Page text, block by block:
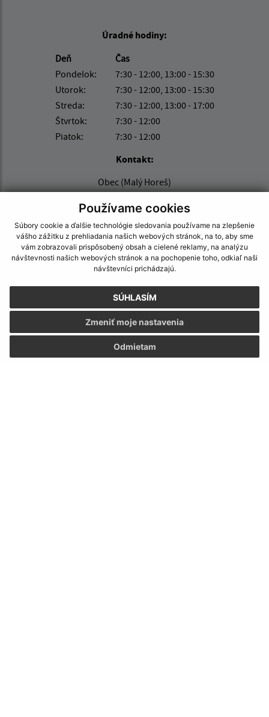
Používame cookies
Súbory cookie a ďalšie technológie sledovania používame na zlepšenie
vášho zážitku z prehliadania našich webových stránok, na to, aby sme
vám zobrazovali prispôsobený obsah a cielené reklamy, na analýzu
návštevnosti našich webových stránok a na pochopenie toho, odkiaľ naši
návštevníci prichádzajú.
SÚHLASÍM
Odmietam
Zmeniť moje nastavenia
Úradné hodiny:
Deň
Čas
Pondelok:
7:30 - 12:00, 13:00 - 15:30
Utorok:
7:30 - 12:00, 13:00 - 15:30
Streda:
7:30 - 12:00, 13:00 - 17:00
Štvrtok:
7:30 - 12:00
Piatok:
7:30 - 12:00
Kontakt:
Obec (Malý Horeš)
Obecný úrad (Malý Horeš)
Družstevná 233
076 52 Malý Horeš
info@malyhores.sk
+421 56 628 53 70
IČO: 00331724